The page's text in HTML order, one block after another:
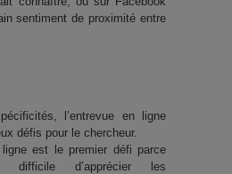
sentiment de proximité entre
l’entrevue en ligne
défis pour le chercheur.
est le premier défi parce
d’apprécier les